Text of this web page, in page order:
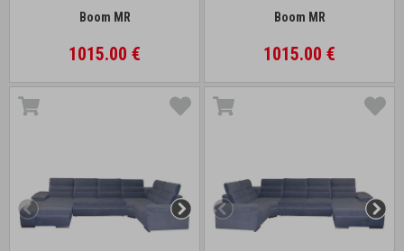
Boom MR
1015.00 €
Boom MR
1015.00 €